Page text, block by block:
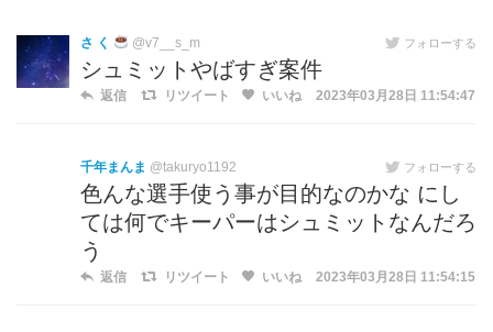
さ く @v7__s_m フォローする
シュミットやばすぎ案件
返信 リツイート いいね 2023年03月28日 11:54:47
千年まんま @takuryo1192 フォローする
色んな選手使う事が目的なのかな にし
ては何でキーパーはシュミットなんだろ
う
返信 リツイート いいね 2023年03月28日 11:54:15